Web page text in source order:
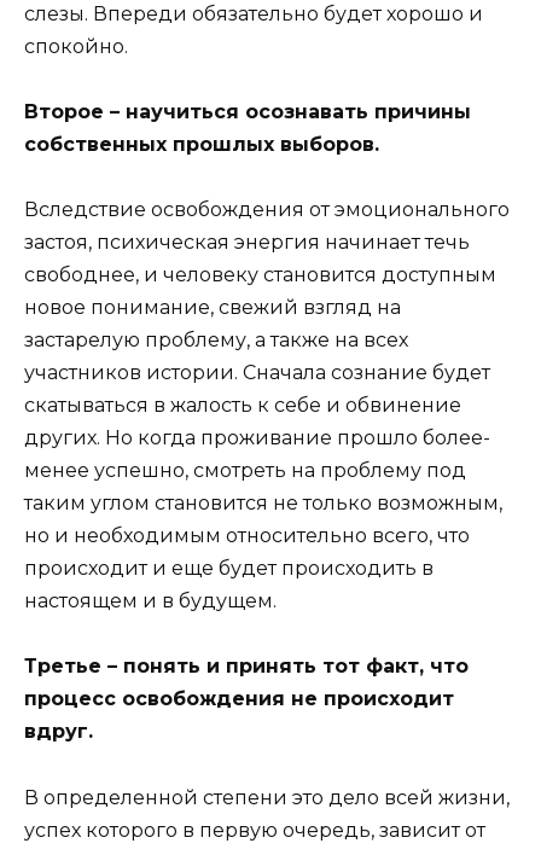
слезы. Впереди обязательно будет хорошо и
спокойно.
Второе – научиться осознавать причины
собственных прошлых выборов.
Вследствие освобождения от эмоционального
застоя, психическая энергия начинает течь
свободнее, и человеку становится доступным
новое понимание, свежий взгляд на
застарелую проблему, а также на всех
участников истории. Сначала сознание будет
скатываться в жалость к себе и обвинение
других. Но когда проживание прошло более-
менее успешно, смотреть на проблему под
таким углом становится не только возможным,
но и необходимым относительно всего, что
происходит и еще будет происходить в
настоящем и в будущем.
Третье – понять и принять тот факт, что
процесс освобождения не происходит
вдруг.
В определенной степени это дело всей жизни,
успех которого в первую очередь, зависит от